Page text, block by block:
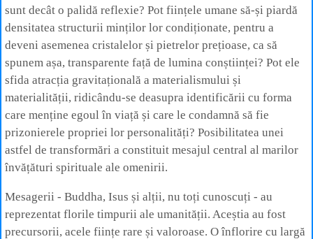
sunt decât o palidă reflexie? Pot ființele umane să-și piardă
densitatea structurii minților lor condiționate, pentru a
deveni asemenea cristalelor și pietrelor prețioase, ca să
spunem așa, transparente față de lumina conștiinței? Pot ele
sfida atracția gravitațională a materialismului și
materialității, ridicându-se deasupra identificării cu forma
care menține egoul în viață și care le condamnă să fie
prizonierele propriei lor personalități? Posibilitatea unei
astfel de transformări a constituit mesajul central al marilor
învățături spirituale ale omenirii.
Mesagerii - Buddha, Isus și alții, nu toți cunoscuți - au
reprezentat florile timpurii ale umanității. Aceștia au fost
precursorii, acele ființe rare și valoroase. O înflorire cu largă